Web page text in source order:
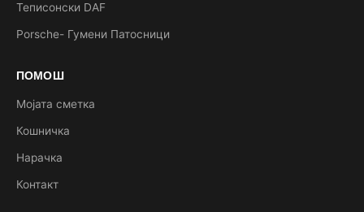
Теписонски DAF
Porsche- Гумени Патосници
ПОМОШ
Мојата сметка
Кошничка
Нарачка
Контакт